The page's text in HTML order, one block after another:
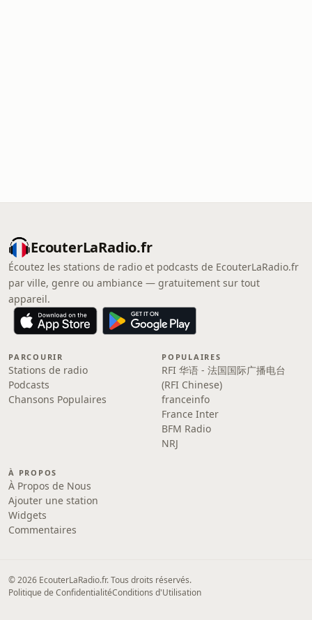
EcouterLaRadio.fr
Écoutez les stations de radio et podcasts de EcouterLaRadio.fr
par ville, genre ou ambiance — gratuitement sur tout
appareil.
PARCOURIR
Stations de radio
Podcasts
Chansons Populaires
POPULAIRES
RFI 华语 - 法国国际广播电台
(RFI Chinese)
franceinfo
France Inter
BFM Radio
NRJ
À PROPOS
À Propos de Nous
Ajouter une station
Widgets
Commentaires
© 2026 EcouterLaRadio.fr. Tous droits réservés.
Politique de ConfidentialitéConditions d'Utilisation